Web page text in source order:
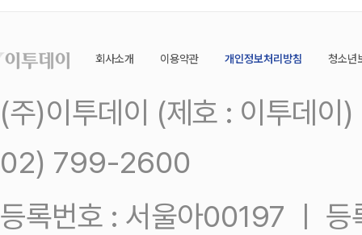
회사소개 이용약관 개인정보처리방침 청소년
(주)이투데이 (제호 : 이투데
02) 799-2600
등록번호 : 서울아00197 ㅣ